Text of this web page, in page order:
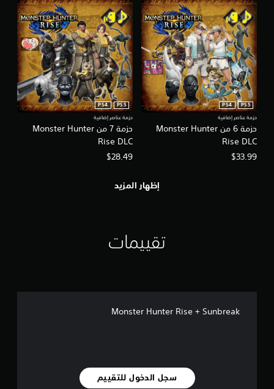
حزمة 6 من Monster Hunter
Rise DLC
PS5
PS4
حزمة عناصر إضافية
$33.99
حزمة 7 من Monster Hunter
Rise DLC
PS5
PS4
حزمة عناصر إضافية
$28.49
إظهار المزيد
تقييمات
Monster Hunter Rise + Sunbreak
سجل الدخول للتقييم